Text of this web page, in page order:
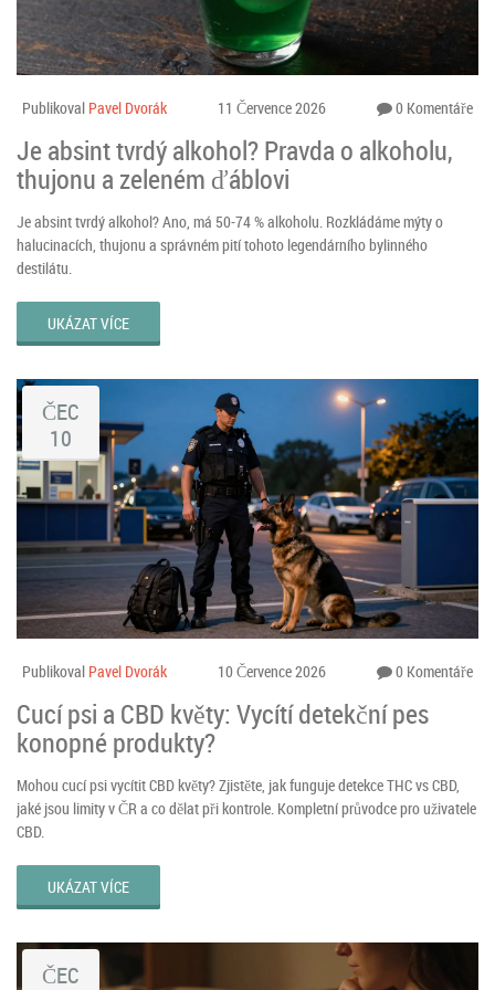
Publikoval Pavel Dvorák 11 Července 2026 0 Komentáře
Je absint tvrdý alkohol? Pravda o alkoholu,
thujonu a zeleném ďáblovi
Je absint tvrdý alkohol? Ano, má 50-74 % alkoholu. Rozkládáme mýty o
halucinacích, thujonu a správném pití tohoto legendárního bylinného
destilátu.
UKÁZAT VÍCE
ČEC
10
Publikoval Pavel Dvorák 10 Července 2026 0 Komentáře
Cucí psi a CBD květy: Vycítí detekční pes
konopné produkty?
Mohou cucí psi vycítit CBD květy? Zjistěte, jak funguje detekce THC vs CBD,
jaké jsou limity v ČR a co dělat při kontrole. Kompletní průvodce pro uživatele
CBD.
UKÁZAT VÍCE
ČEC